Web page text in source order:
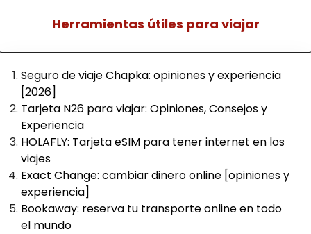
Herramientas útiles para viajar
Seguro de viaje Chapka: opiniones y experiencia
[2026]
Tarjeta N26 para viajar: Opiniones, Consejos y
Experiencia
HOLAFLY: Tarjeta eSIM para tener internet en los
viajes
Exact Change: cambiar dinero online [opiniones y
experiencia]
Bookaway: reserva tu transporte online en todo
el mundo